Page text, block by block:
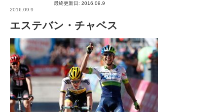
2016.09.9
最終更新日: 2016.09.9
エステバン・チャベス